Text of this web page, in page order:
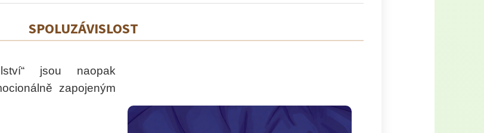
SPOLUZÁVISLOST
jsou naopak
zapojeným